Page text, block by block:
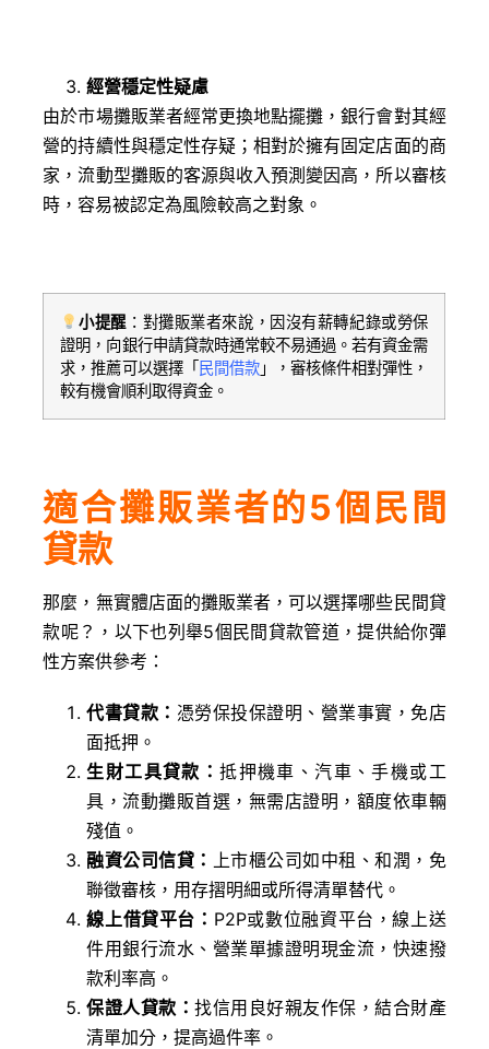
經營穩定性疑慮
由於市場攤販業者經常更換地點擺攤，銀行會對其經
營的持續性與穩定性存疑；相對於擁有固定店面的商
家，流動型攤販的客源與收入預測變因高，所以審核
時，容易被認定為風險較高之對象。
小提醒 ：對攤販業者來說，因沒有薪轉紀錄或勞保
證明，向銀行申請貸款時通常較不易通過。若有資金需
求，推薦可以選擇「 民間借款」，審核條件相對彈性，
較有機會順利取得資金。
適合攤販業者的5個民間
貸款
那麼，無實體店面的攤販業者，可以選擇哪些民間貸
款呢？，以下也列舉5個民間貸款管道，提供給你彈
性方案供參考：
代書貸款： 憑勞保投保證明、營業事實，免店
面抵押。
生財工具貸款：抵押機車、汽車、手機或工
具，流動攤販首選，無需店證明，額度依車輛
殘值。​
融資公司信貸： 上市櫃公司如中租、和潤，免
聯徵審核，用存摺明細或所得清單替代。​
線上借貸平台： P2P或數位融資平台，線上送
件用銀行流水、營業單據證明現金流，快速撥
款利率高。​
保證人貸款：找信用良好親友作保，結合財產
清單加分，提高過件率。